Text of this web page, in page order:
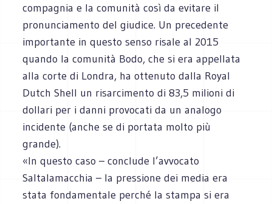
compagnia e la comunità così da evitare il
pronunciamento del giudice. Un precedente
importante in questo senso risale al 2015
quando la comunità Bodo, che si era appellata
alla corte di Londra, ha ottenuto dalla Royal
Dutch Shell un risarcimento di 83,5 milioni di
dollari per i danni provocati da un analogo
incidente (anche se di portata molto più
grande).
«In questo caso – conclude l’avvocato
Saltalamacchia – la pressione dei media era
stata fondamentale perché la stampa si era